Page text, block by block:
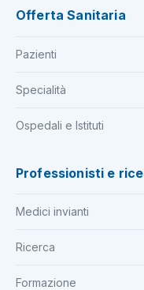
Offerta Sanitaria
Pazienti
Specialità
Ospedali e Istituti
Professionisti e
Medici invianti
Ricerca
Formazione